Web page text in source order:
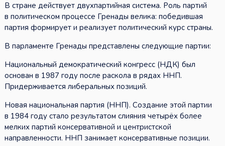
В стране действует двухпартийная система. Роль партий
в политическом процессе Гренады велика: победившая
партия формирует и реализует политический курс страны.
В парламенте Гренады представлены следующие партии:
Национальный демократический конгресс (НДК) был
основан в 1987 году после раскола в рядах ННП.
Придерживается либеральных позиций.
Новая национальная партия (ННП). Создание этой партии
в 1984 году стало результатом слияния четырёх более
мелких партий консервативной и центристской
направленности. ННП занимает консервативные позиции.